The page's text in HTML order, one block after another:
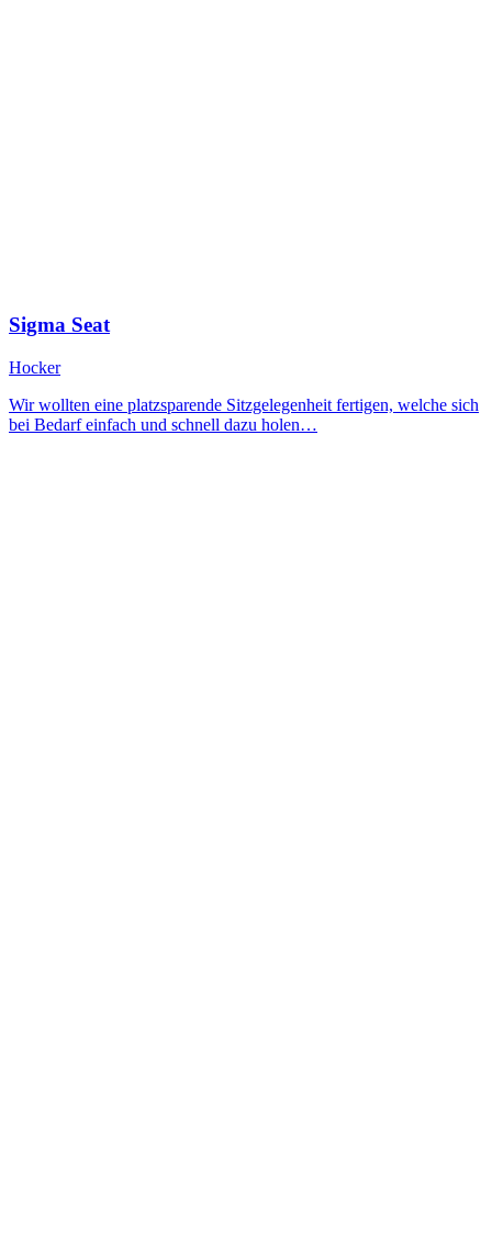
Sigma Seat
Hocker
Wir wollten eine platzsparende Sitzgelegenheit fertigen, welche sich
bei Bedarf einfach und schnell dazu holen…